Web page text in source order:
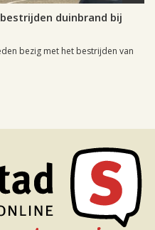
duinbrand bij
bezig met het bestrijden van